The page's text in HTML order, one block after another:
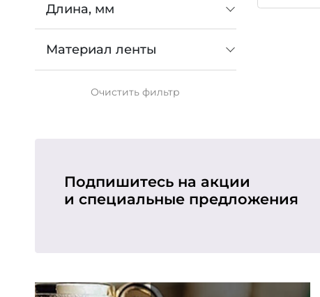
Длина, мм
Материал ленты
Очиститьфильтр
Подпишитесь на акции
и специальные предложения